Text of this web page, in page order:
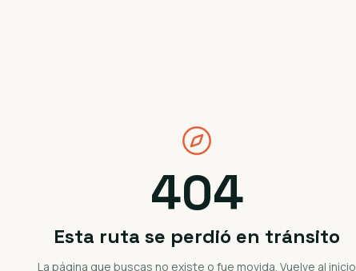
404
Esta ruta se perdió en tránsito
La página que buscas no existe o fue movida. Vuelve al inicio